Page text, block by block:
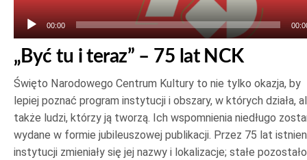
00:00
„Być tu i teraz” – 75 lat NCK
Święto Narodowego Centrum Kultury to nie tylko okazja, by
lepiej poznać program instytucji i obszary, w których działa,
także ludzi, którzy ją tworzą. Ich wspomnienia niedługo
wydane w formie jubileuszowej publikacji. Przez 75 lat
instytucji zmieniały się jej nazwy i lokalizacje; stałe pozostało